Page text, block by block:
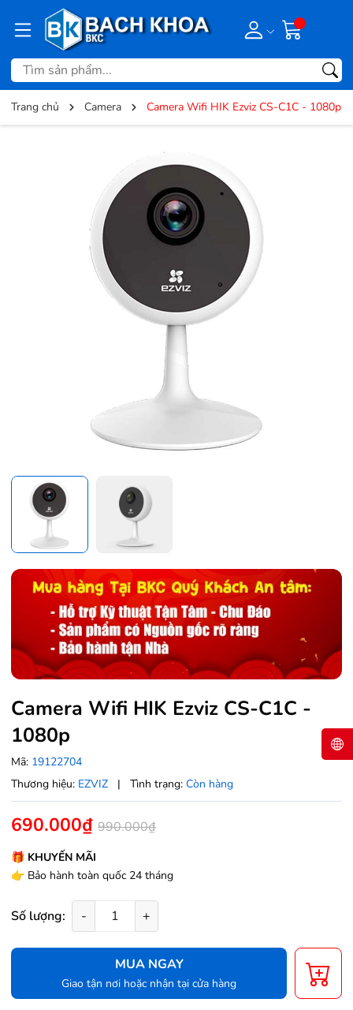
Trang chủ Camera Camera Wifi HIK Ezviz CS-C1C - 1080p
Camera Wifi HIK Ezviz CS-C1C -
1080p
Mã: 19122704
Thương hiệu: EZVIZ | Tình trạng: Còn hàng
690.000₫ 990.000₫
🎁 KHUYẾN MÃI
👉 Bảo hành toàn quốc 24 tháng
Số lượng: - +
MUA NGAY
Giao tận nơi hoặc nhận tại cửa hàng